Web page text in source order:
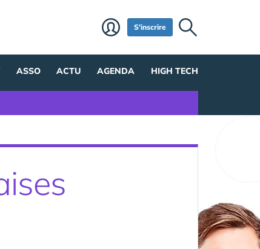
S'inscrire
ASSO ACTU AGENDA HIGH TECH